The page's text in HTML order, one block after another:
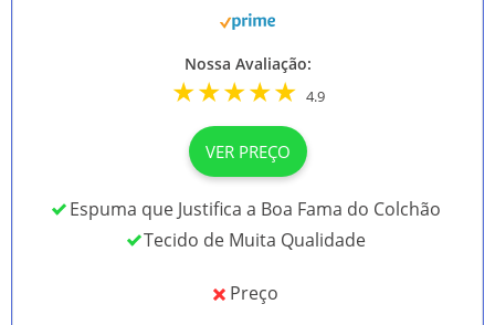
Nossa Avaliação:
4.9
VER PREÇO
Espuma que Justifica a Boa Fama do Colchão
Tecido de Muita Qualidade
Preço